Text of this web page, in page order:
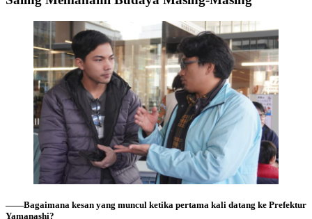
――Bagaimana kesan yang muncul ketika pertama kali datang ke Prefektur
Yamanashi?